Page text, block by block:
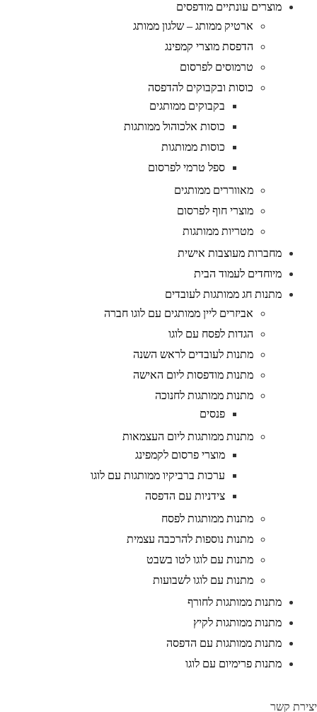
מוצרים עונתיים מודפסים
ארטיק ממותג – שלגון ממותג
הדפסת מוצרי קמפינג
טרמוסים לפרסום
כוסות ובקבוקים להדפסה
בקבוקים ממותגים
כוסות אלכוהול ממותגות
כוסות ממותגות
ספל טרמי לפרסום
מאווררים ממותגים
מוצרי חוף לפרסום
מטריות ממותגות
מחברות מעוצבות אישית
מיוחדים לעמוד הבית
מתנות חג ממותגות לעובדים
אביזרים ליין ממותגים עם לוגו חברה
הגדות לפסח עם לוגו
מתנות לעובדים לראש השנה
מתנות מודפסות ליום האישה
מתנות ממותגות לחנוכה
פנסים
מתנות ממותגות ליום העצמאות
מוצרי פרסום לקמפינג
ערכות ברביקיו ממותגות עם לוגו
צידניות עם הדפסה
מתנות ממותגות לפסח
מתנות נוספות להרכבה עצמית
מתנות עם לוגו לטו בשבט
מתנות עם לוגו לשבועות
מתנות ממותגות לחורף
מתנות ממותגות לקיץ
מתנות ממותגות עם הדפסה
מתנות פרימיום עם לוגו
קשר